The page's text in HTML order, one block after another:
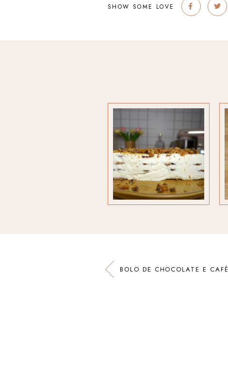
SHOW SOME LOVE
BOLO DE CHOCOLATE E CAFÉ